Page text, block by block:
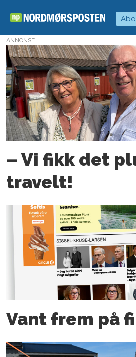
Tag:
jan-
erik
larsen
ANNONSE
– Vi fikk det
travelt!
Vant frem på